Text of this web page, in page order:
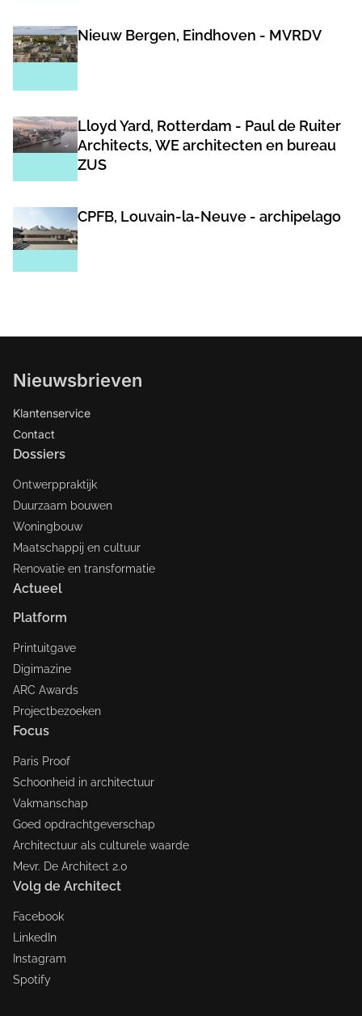
Nieuw Bergen, Eindhoven - MVRDV
Lloyd Yard, Rotterdam - Paul de Ruiter
Architects, WE architecten en bureau
ZUS
CPFB, Louvain-la-Neuve - archipelago
Nieuwsbrieven
Klantenservice
Contact
Dossiers
Ontwerppraktijk
Duurzaam bouwen
Woningbouw
Maatschappij en cultuur
Renovatie en transformatie
Actueel
Platform
Printuitgave
Digimazine
ARC Awards
Projectbezoeken
Focus
Paris Proof
Schoonheid in architectuur
Vakmanschap
Goed opdrachtgeverschap
Architectuur als culturele waarde
Mevr. De Architect 2.0
Volg de Architect
Facebook
LinkedIn
Instagram
Spotify